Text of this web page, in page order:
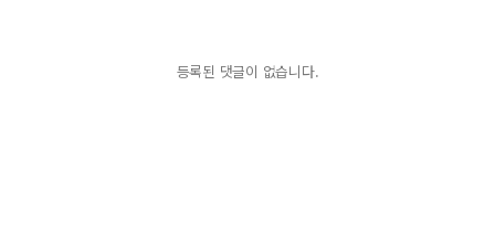
등록된 댓글이 없습니다.